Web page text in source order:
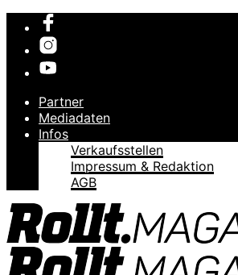
Partner
Mediadaten
Infos
Verkaufsstellen
Impressum & Redaktion
AGB